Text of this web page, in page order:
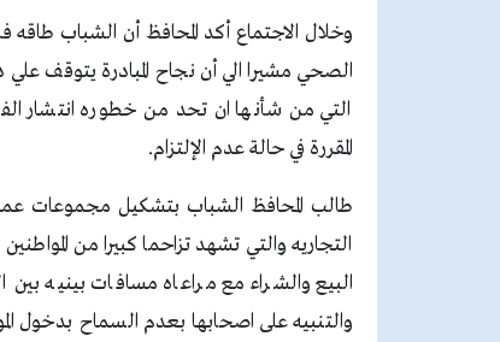
وخلال الاجتماع أكد المحافظ أن الشباب
الصحي مشيرا الي أن نجاح المبادرة يتوقف علي
التي من شأنها ان تحد من خطوره انتشار
المقررة في حالة عدم الإلتزام.
طالب المحافظ الشباب بتشكيل مجموعات عمل
التجاريه والتي تشهد تزاحما كبيرا من
البيع والشراء مع مراعاه مسافات بينيه بين
والتنبيه على اصحابها بعدم السماح بدخول